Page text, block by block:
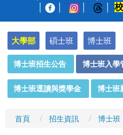
大學部 碩士班
博士班
博士班招生公告 博士班入學
博士班逕讀與獎學金 博士班
首頁 招生資訊 博士班